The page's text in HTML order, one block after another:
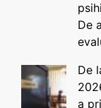
De
De
a